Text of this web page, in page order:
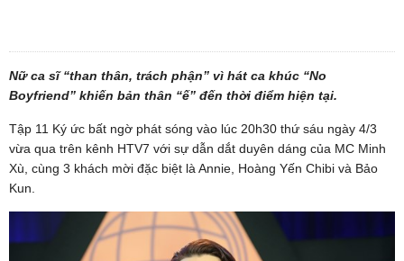
Nữ ca sĩ “than thân, trách phận” vì hát ca khúc “No
Boyfriend” khiến bản thân “ế” đến thời điểm hiện tại.
Tập 11 Ký ức bất ngờ phát sóng vào lúc 20h30 thứ sáu ngày 4/3
vừa qua trên kênh HTV7 với sự dẫn dắt duyên dáng của MC Minh
Xù, cùng 3 khách mời đặc biệt là Annie, Hoàng Yến Chibi và Bảo
Kun.